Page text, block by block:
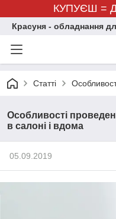
КУПУЄШ =
Красуня - обладнання
Статті
Особливості
в салоні і вдома
05.09.2019